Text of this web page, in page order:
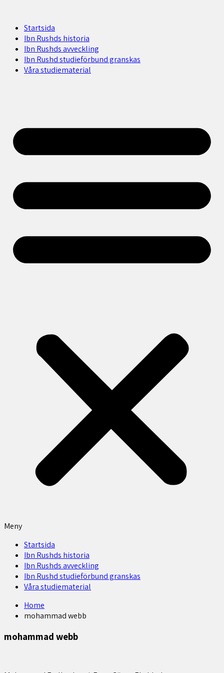
Startsida
Ibn Rushds historia
Ibn Rushds avveckling
Ibn Rushd studieförbund granskas​
Våra studiematerial
Meny
Startsida
Ibn Rushds historia
Ibn Rushds avveckling
Ibn Rushd studieförbund granskas​
Våra studiematerial
Home
mohammad webb
mohammad webb